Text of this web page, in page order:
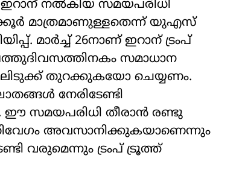
നല്‍കിയ സമയപരിധി
മാത്രമാണുള്ളതെന്ന് യുഎസ്
മാര്‍ച്ച് 26നാണ് ഇറാന് ട്രംപ്
സമാധാന
തുറക്കുകയോ ചെയ്യണം.
നേരിടേണ്ടി
ഈ സമയപരിധി തീരാന്‍ രണ്ടു
അവസാനിക്കുകയാണെന്നും
വരുമെന്നും ട്രംപ് ട്രൂത്ത്